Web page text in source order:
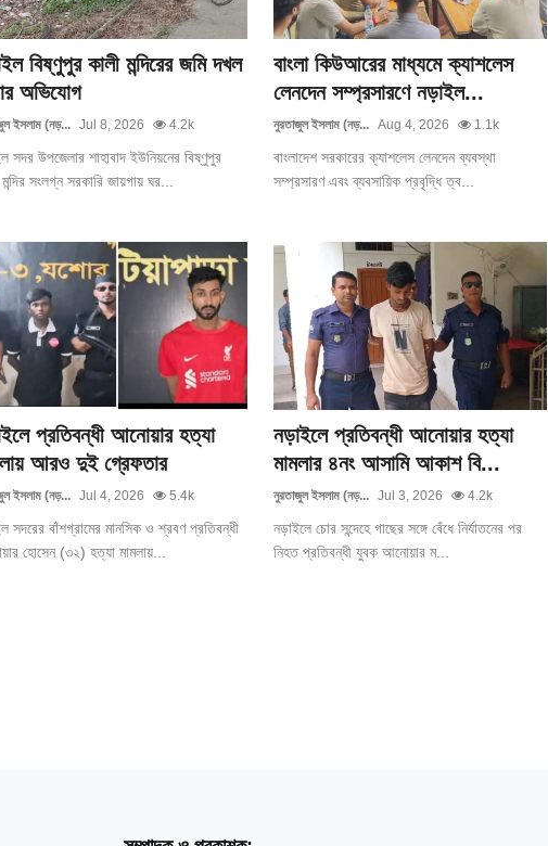
বিষ্ণুপুর কালী মন্দিরের জমি দখল
অভিযোগ
ইসলাম (নড়... Jul 8, 2026 4.2k
সদর উপজেলার শাহাবাদ ইউনিয়নের বিষ্ণুপুর
সংলগ্ন সরকারি জায়গায় ঘর...
বাংলা কিউআরের মাধ্যমে ক্যাশলেস
লেনদেন সম্প্রসারণে নড়াইল...
নুরতাজুল ইসলাম (নড়... Aug 4, 2026 1.1k
বাংলাদেশ সরকারের ক্যাশলেস লেনদেন ব্যবস্থা
সম্প্রসারণ এবং ব্যবসায়িক প্রবৃদ্ধি ত্ব...
প্রতিবন্ধী আনোয়ার হত্যা
আরও দুই গ্রেফতার
ইসলাম (নড়... Jul 4, 2026 5.4k
সদরের বাঁশগ্রামের মানসিক ও শ্রবণ প্রতিবন্ধী
হোসেন (৩২) হত্যা মামলায়...
নড়াইলে প্রতিবন্ধী আনোয়ার হত্যা
মামলার ৪নং আসামি আকাশ বি...
নুরতাজুল ইসলাম (নড়... Jul 3, 2026 4.2k
নড়াইলে চোর সন্দেহে গাছের সঙ্গে বেঁধে নির্যাতনের পর
নিহত প্রতিবন্ধী যুবক আনোয়ার ম...